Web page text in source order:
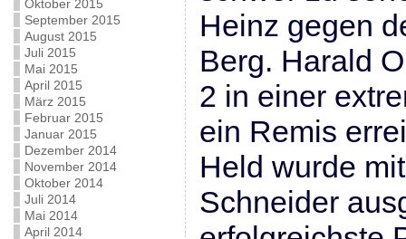
Oktober 2015
September 2015
August 2015
Juli 2015
Mai 2015
April 2015
März 2015
Februar 2015
Januar 2015
Dezember 2014
November 2014
Oktober 2014
Juli 2014
Mai 2014
April 2014
Heinz gegen
Berg. Harald
2 in einer
ein Remis
Held wurde
Schneider